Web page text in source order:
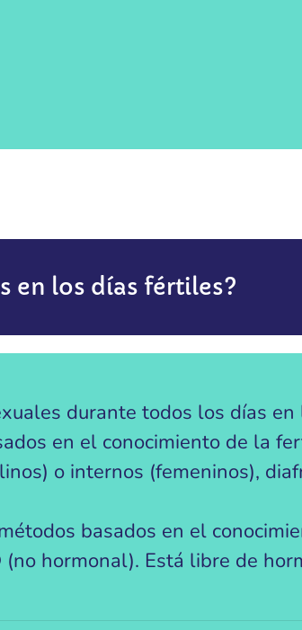
en los días fértiles?
durante todos los días
en el conocimiento de la
o internos (femeninos),
basados en el
hormonal). Está libre de